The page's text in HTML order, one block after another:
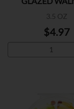
3.5 OZ
$4.97